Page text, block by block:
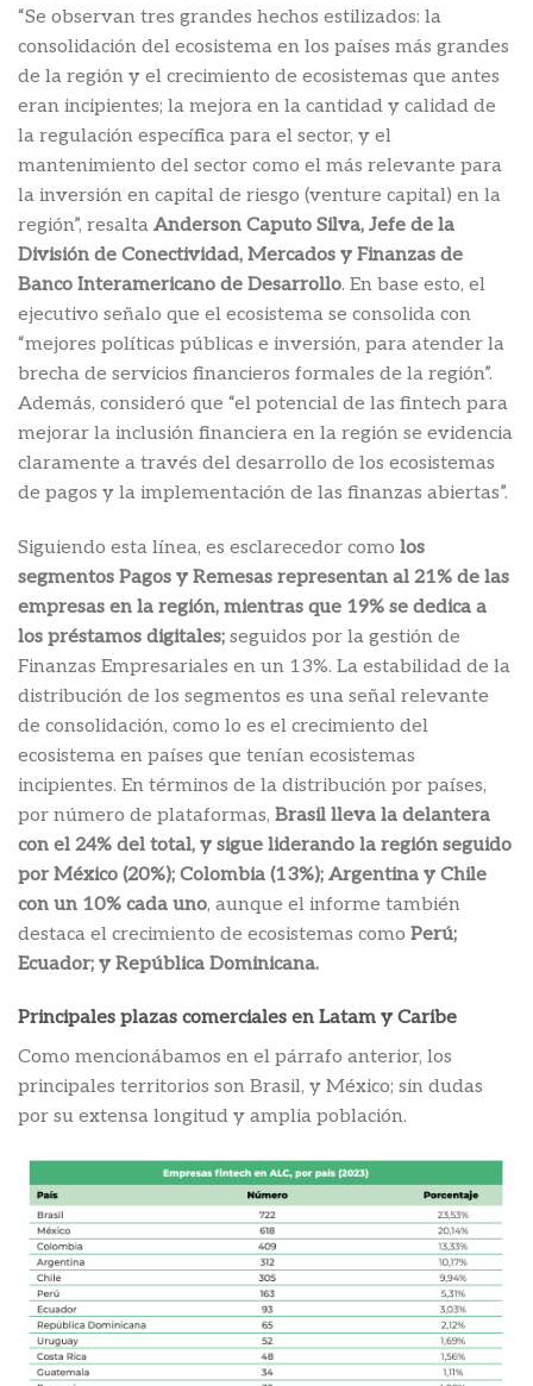
“Se observan tres grandes hechos estilizados: la
consolidación del ecosistema en los países más grandes
de la región y el crecimiento de ecosistemas que antes
eran incipientes; la mejora en la cantidad y calidad de
la regulación específica para el sector, y el
mantenimiento del sector como el más relevante para
la inversión en capital de riesgo (venture capital) en la
región”, resalta Anderson Caputo Silva, Jefe de la
División de Conectividad, Mercados y Finanzas de
Banco Interamericano de Desarrollo. En base esto, el
ejecutivo señalo que el ecosistema se consolida con
“mejores políticas públicas e inversión, para atender la
brecha de servicios financieros formales de la región”.
Además, consideró que “el potencial de las fintech para
mejorar la inclusión financiera en la región se evidencia
claramente a través del desarrollo de los ecosistemas
de pagos y la implementación de las finanzas abiertas”.
Siguiendo esta línea, es esclarecedor como los
segmentos Pagos y Remesas representan al 21% de las
empresas en la región, mientras que 19% se dedica a
los préstamos digitales; seguidos por la gestión de
Finanzas Empresariales en un 13%. La estabilidad de la
distribución de los segmentos es una señal relevante
de consolidación, como lo es el crecimiento del
ecosistema en países que tenían ecosistemas
incipientes. En términos de la distribución por países,
por número de plataformas, Brasil lleva la delantera
con el 24% del total, y sigue liderando la región seguido
por México (20%); Colombia (13%); Argentina y Chile
con un 10% cada uno, aunque el informe también
destaca el crecimiento de ecosistemas como Perú;
Ecuador; y República Dominicana.
Principales plazas comerciales en Latam y Caribe
Como mencionábamos en el párrafo anterior, los
principales territorios son Brasil, y México; sin dudas
por su extensa longitud y amplia población.